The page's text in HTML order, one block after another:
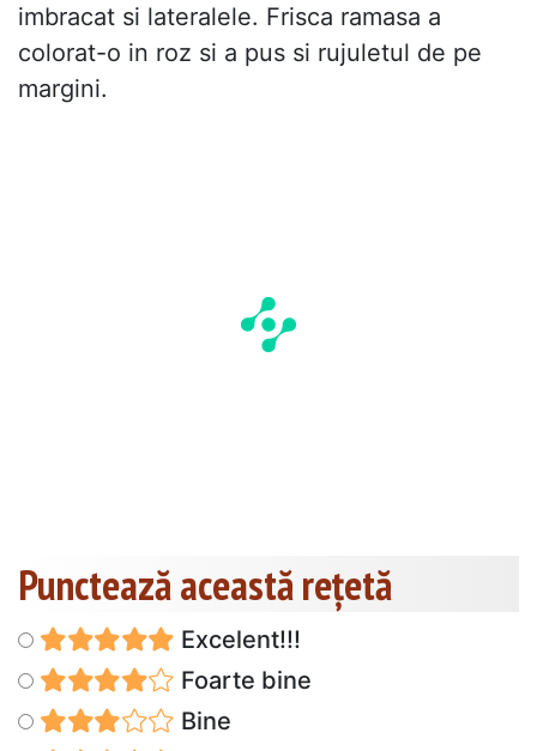
imbracat si lateralele. Frisca ramasa a
colorat-o in roz si a pus si rujuletul de pe
margini.
Punctează această reţetă
Excelent!!!
Foarte bine
Bine